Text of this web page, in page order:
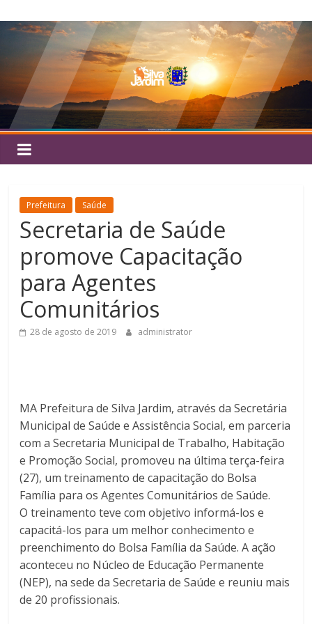
para
conteúdo
Silva
Jardim
Prefeitura Saúde
Secretaria de Saúde
promove Capacitação
para Agentes
Comunitários
28 de agosto de 2019 administrator
MA Prefeitura de Silva Jardim, através da Secretária
Municipal de Saúde e Assistência Social, em parceria
com a Secretaria Municipal de Trabalho, Habitação
e Promoção Social, promoveu na última terça-feira
(27), um treinamento de capacitação do Bolsa
Família para os Agentes Comunitários de Saúde.
O treinamento teve com objetivo informá-los e
capacitá-los para um melhor conhecimento e
preenchimento do Bolsa Família da Saúde. A ação
aconteceu no Núcleo de Educação Permanente
(NEP), na sede da Secretaria de Saúde e reuniu mais
de 20 profissionais.